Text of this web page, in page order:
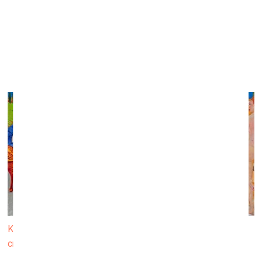
Kristaps Zariņš. Laipni lūgti! 2021, audekls, eļļa, 200x400
cm